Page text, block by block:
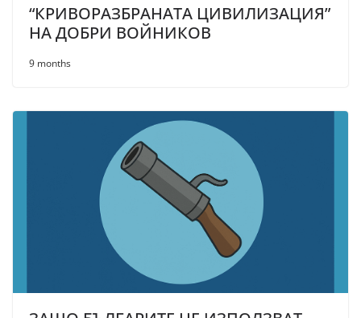
“КРИВОРАЗБРАНАТА ЦИВИЛИЗАЦИЯ”
НА ДОБРИ ВОЙНИКОВ
9 months